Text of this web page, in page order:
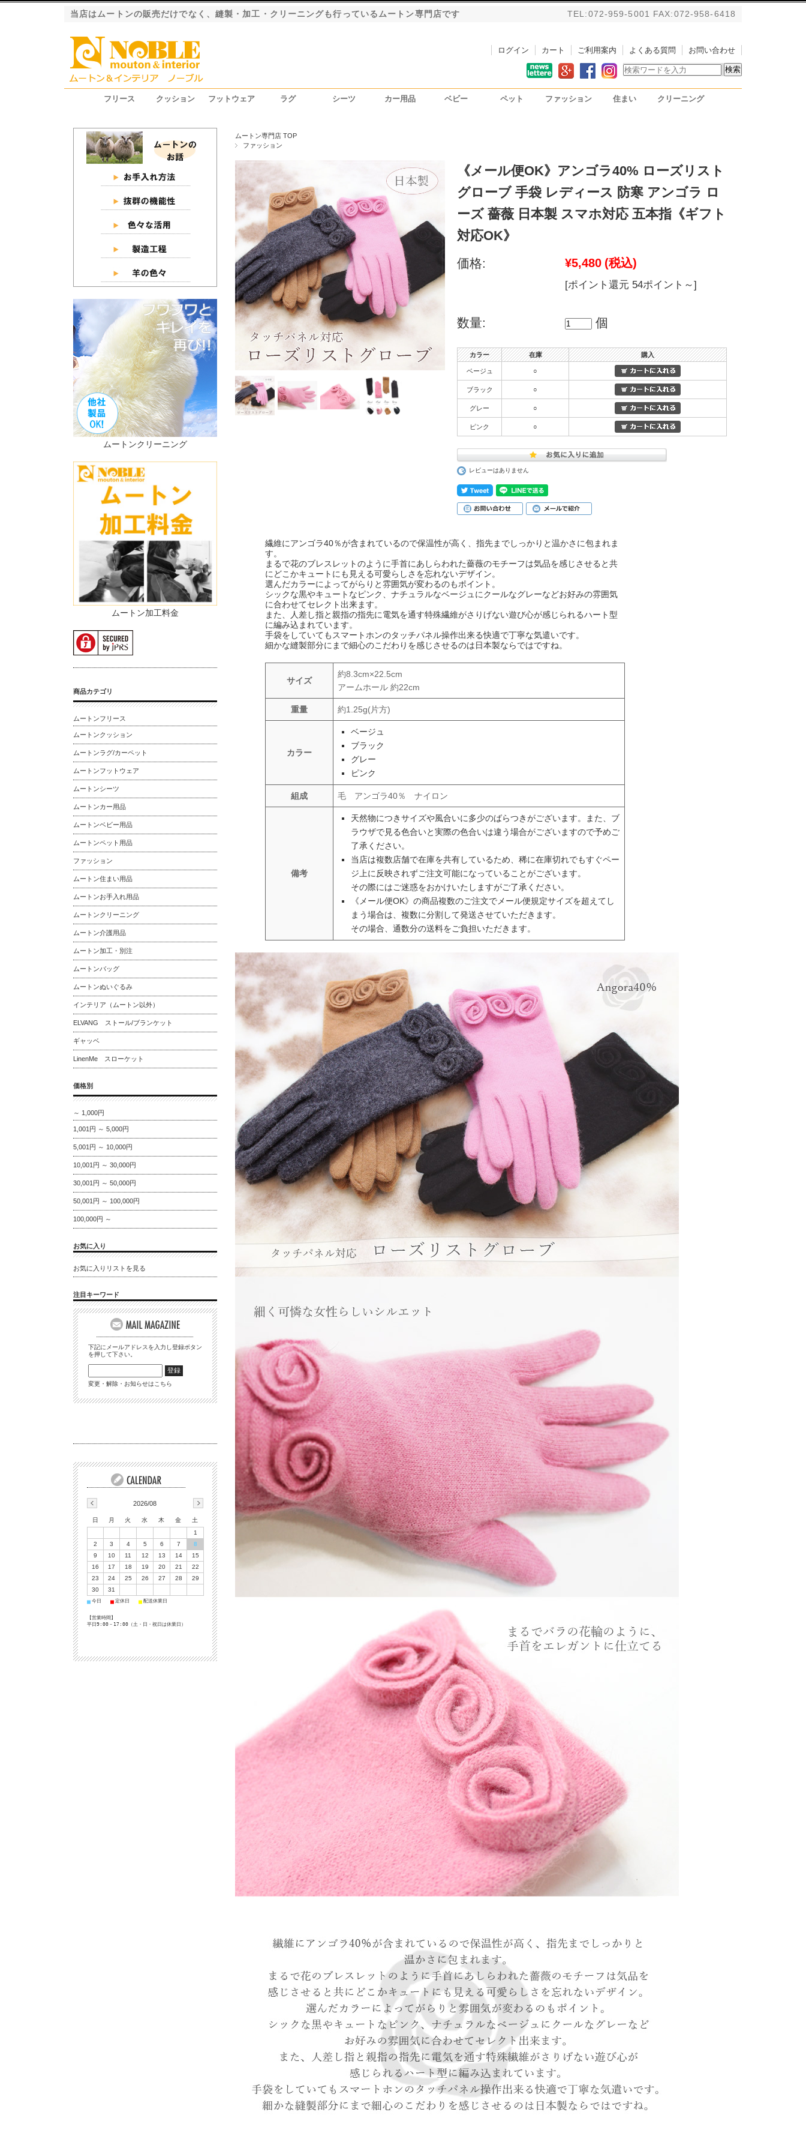
当店はムートンの販売だけでなく、縫製・加工・クリーニングも行っているムートン専門店です TEL:072-959-5001 FAX:072-958-6418
お問い合わせ
よくある質問
ご利用案内
カート
ログイン
フリース クッション フットウェア ラグ シーツ カー用品 ベビー ペット ファッション 住まい クリーニング
ムートン専門店 TOP
ファッション
《メール便OK》アンゴラ40% ローズリスト
グローブ 手袋 レディース 防寒 アンゴラ ロ
ーズ 薔薇 日本製 スマホ対応 五本指《ギフト
対応OK》
価格: ¥5,480 (税込)
[ポイント還元 54ポイント～]
数量: 個
カラー 在庫 購入
ベージュ ○
ブラック ○
グレー ○
ピンク ○
レビューはありません
繊維にアンゴラ40％が含まれているので保温性が高く、指先までしっかりと温かさに包まれま
す。
まるで花のブレスレットのように手首にあしらわれた薔薇のモチーフは気品を感じさせると共
にどこかキュートにも見える可愛らしさを忘れないデザイン。
選んだカラーによってがらりと雰囲気が変わるのもポイント。
シックな黒やキュートなピンク、ナチュラルなベージュにクールなグレーなどお好みの雰囲気
に合わせてセレクト出来ます。
また、人差し指と親指の指先に電気を通す特殊繊維がさりげない遊び心が感じられるハート型
に編み込まれています。
手袋をしていてもスマートホンのタッチパネル操作出来る快適で丁寧な気遣いです。
細かな縫製部分にまで細心のこだわりを感じさせるのは日本製ならではですね。
サイズ
約8.3cm×22.5cm
アームホール 約22cm
重量 約1.25g(片方)
カラー
ベージュ
ブラック
グレー
ピンク
組成 毛 アンゴラ40％ ナイロン
備考
天然物につきサイズや風合いに多少のばらつきがございます。また、ブ
ラウザで見る色合いと実際の色合いは違う場合がございますので予めご
了承ください。
当店は複数店舗で在庫を共有しているため、稀に在庫切れでもすぐペー
ジ上に反映されずご注文可能になっていることがございます。
その際にはご迷惑をおかけいたしますがご了承ください。
《メール便OK》の商品複数のご注文でメール便規定サイズを超えてし
まう場合は、複数に分割して発送させていただきます。
その場合、通数分の送料をご負担いただきます。
ムートンクリーニング
ムートン加工料金
商品カテゴリ
ムートンフリース
ムートンクッション
ムートンラグ/カーペット
ムートンフットウェア
ムートンシーツ
ムートンカー用品
ムートンベビー用品
ムートンペット用品
ファッション
ムートン住まい用品
ムートンお手入れ用品
ムートンクリーニング
ムートン介護用品
ムートン加工・別注
ムートンバッグ
ムートンぬいぐるみ
インテリア（ムートン以外）
ELVANG ストール/ブランケット
ギャッベ
LinenMe スローケット
価格別
～ 1,000円
1,001円 ～ 5,000円
5,001円 ～ 10,000円
10,001円 ～ 30,000円
30,001円 ～ 50,000円
50,001円 ～ 100,000円
100,000円 ～
お気に入り
お気に入りリストを見る
注目キーワード
下記にメールアドレスを入力し登録ボタン
を押して下さい。
変更・解除・お知らせはこちら
2026/08
日 月 火 水 木 金
土
1
2
3 4 5 6 7
8
9
10 11 12 13 14
15
16
17 18 19 20 21
22
23
24 25 26 27 28
29
30
31
■ 今日 ■ 定休日 ■ 配送休業日
【営業時間】
平日9:00－17:00（土・日・祝日は休業日）